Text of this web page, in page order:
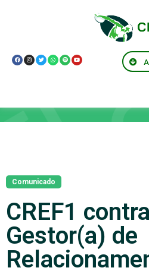
Comunicado
CREF1
Gestor(a) de